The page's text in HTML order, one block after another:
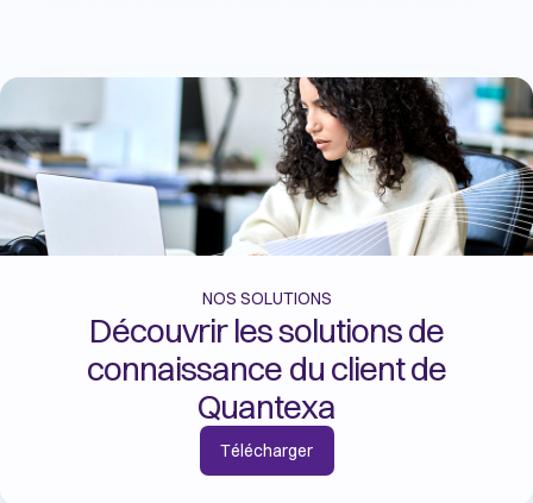
NOS SOLUTIONS
Découvrir les solutions de
connaissance du client de
Quantexa
Télécharger